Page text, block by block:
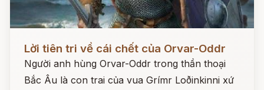
Lời tiên tri về cái chết của Orvar-Oddr
Người anh hùng Orvar-Oddr trong thần thoại
Bắc Âu là con trai của vua Grímr Loðinkinni xứ